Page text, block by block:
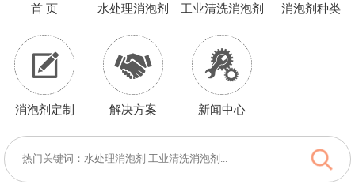
首 页 水处理消泡剂 工业清洗消泡剂 消泡剂种类
消泡剂定制 解决方案 新闻中心